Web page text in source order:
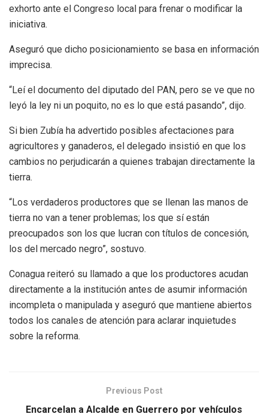
exhorto ante el Congreso local para frenar o modificar la
iniciativa.
Aseguró que dicho posicionamiento se basa en información
imprecisa.
“Leí el documento del diputado del PAN, pero se ve que no
leyó la ley ni un poquito, no es lo que está pasando”, dijo.
Si bien Zubía ha advertido posibles afectaciones para
agricultores y ganaderos, el delegado insistió en que los
cambios no perjudicarán a quienes trabajan directamente la
tierra.
“Los verdaderos productores que se llenan las manos de
tierra no van a tener problemas; los que sí están
preocupados son los que lucran con títulos de concesión,
los del mercado negro”, sostuvo.
Conagua reiteró su llamado a que los productores acudan
directamente a la institución antes de asumir información
incompleta o manipulada y aseguró que mantiene abiertos
todos los canales de atención para aclarar inquietudes
sobre la reforma.
Previous Post
Encarcelan a Alcalde en Guerrero por vehículos